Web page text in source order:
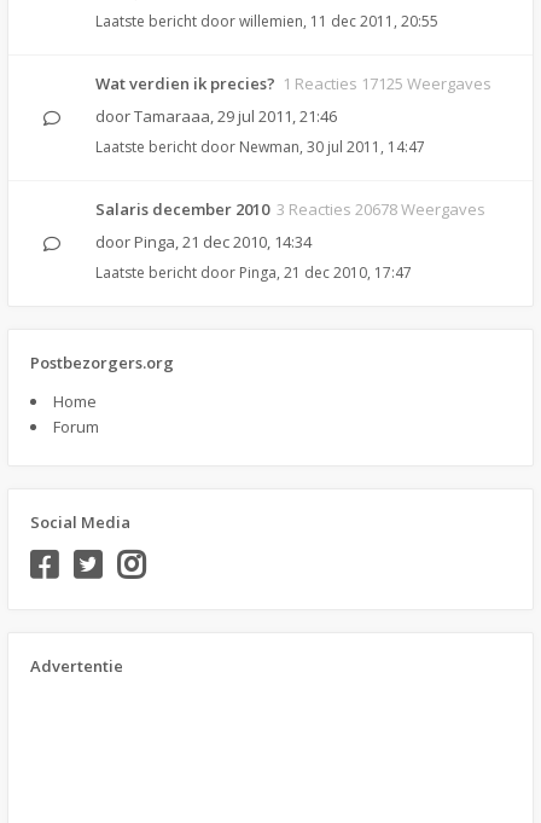
Laatste bericht doorwillemien, 11 dec 2011, 20:55
Wat verdien ik precies? 1 Reacties 17125 Weergaves
doorTamaraaa,29 jul 2011, 21:46
Laatste bericht door Newman, 30 jul 2011, 14:47
Salaris december 2010 3 Reacties 20678 Weergaves
door Pinga,21 dec 2010, 14:34
Laatste bericht door Pinga, 21 dec 2010, 17:47
Postbezorgers.org
Home
Forum
Social Media
Advertentie